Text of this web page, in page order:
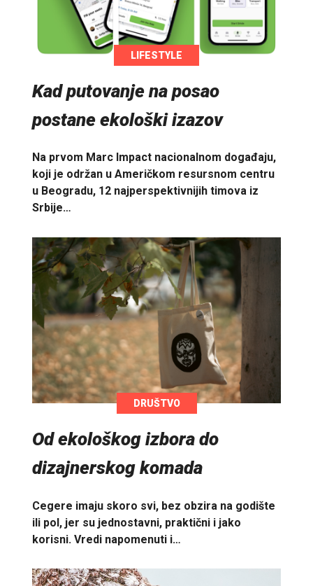
LIFESTYLE
Kad putovanje na posao
postane ekološki izazov
Na prvom Marc Impact nacionalnom događaju,
koji je održan u Američkom resursnom centru
u Beogradu, 12 najperspektivnijih timova iz
Srbije…
DRUŠTVO
Od ekološkog izbora do
dizajnerskog komada
Cegere imaju skoro svi, bez obzira na godište
ili pol, jer su jednostavni, praktični i jako
korisni. Vredi napomenuti i…